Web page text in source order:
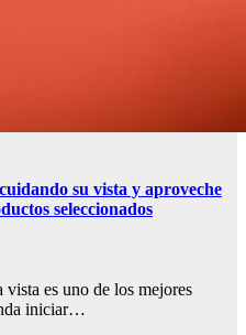
su vista y aproveche
seleccionados
vista es uno de los mejores
iniciar…